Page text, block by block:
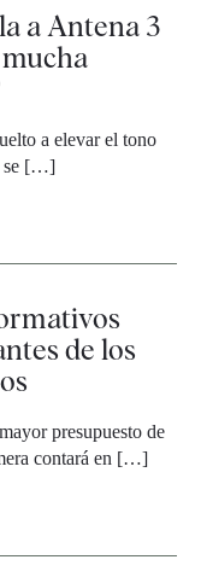
a Antena 3
a elevar el tono
se […]
de los
presupuesto de
contará en […]